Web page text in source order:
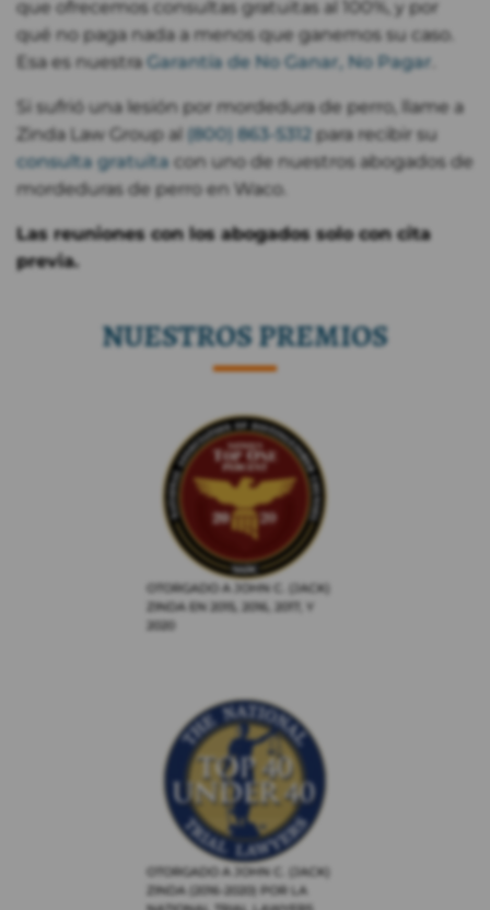
que ofrecemos consultas gratuitas al 100%, y por
qué no paga nada a menos que ganemos su caso.
Esa es nuestra Garantía de No Ganar, No Pagar
Si sufrió una lesión por mordedura de perro, llame a
Zinda Law Group al (800) 863-5312
para recibir su
consulta gratuita con uno de nuestros abogados de
mordeduras de perro en Waco.
Las reuniones con los abogados solo con cita
previa.
NUESTROS PREMIOS
OTORGADO A JOHN C. (JACK)
ZINDA EN 2015, 2016, 2017, Y
2020
OTORGADO A JOHN C. (JACK)
ZINDA (2016-2020) POR LA